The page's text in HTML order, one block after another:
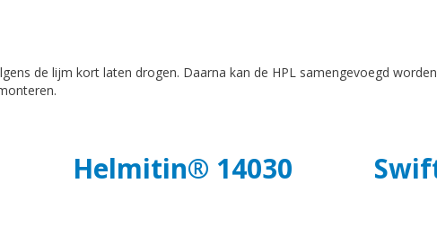
de lijm kort laten drogen. Daarna kan de HPL samengevoegd
Helmitin® 14030